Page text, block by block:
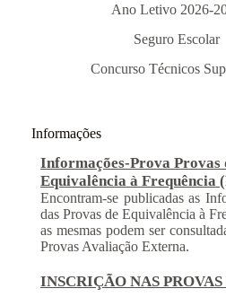
Ano Letivo 2026-
Seguro Escolar
Concurso Técnicos
Informações
Equivalência à Frequência
as mesmas podem ser
Provas Avaliação Externa.
INSCRIÇÃO NAS PROVAS
NAS PROVAS DE
FREQUÊNCIA
Com a publicação da Norma
Nacional de Exames,
provas de equivalência à
alunos autopropostos do ensino